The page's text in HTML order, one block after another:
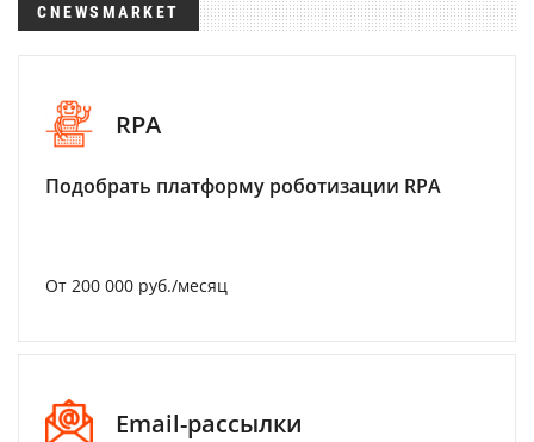
CNEWSMARKET
RPA
Подобрать платформу роботизации RPA
От 200 000 руб./месяц
Email-рассылки